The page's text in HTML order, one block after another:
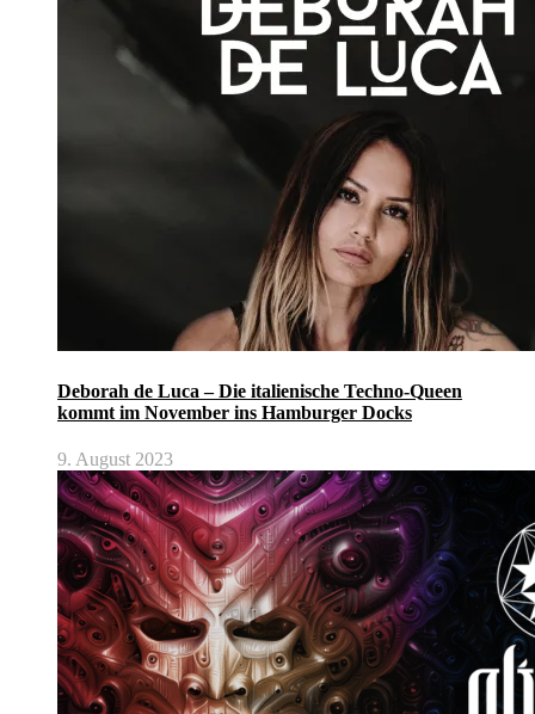
Deborah de Luca – Die italienische Techno-Queen
kommt im November ins Hamburger Docks
9. August 2023